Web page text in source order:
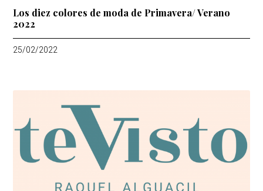
Los diez colores de moda de Primavera/ Verano
2022
25/02/2022